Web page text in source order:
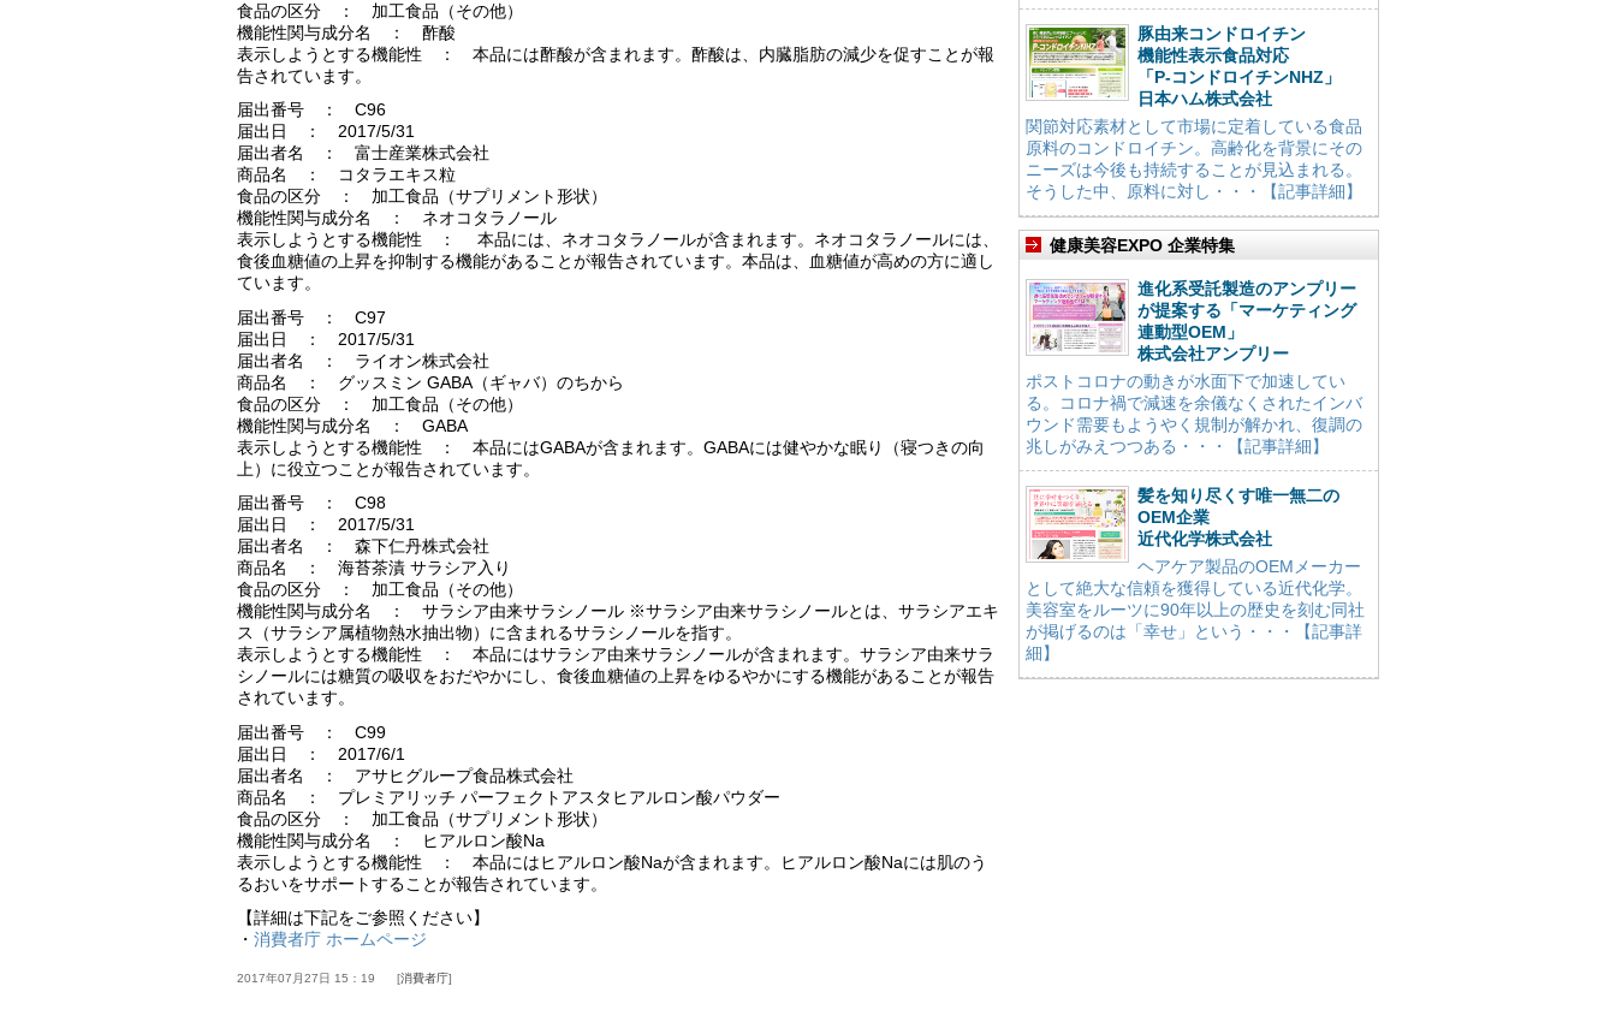
食品の区分 ： 加工食品（その他）
機能性関与成分名 ： 酢酸
表示しようとする機能性 ： 本品には酢酸が含まれます。酢酸は、内臓脂肪の減少を促すことが報
告されています。
届出番号 ： C96
届出日 ： 2017/5/31
届出者名 ： 富士産業株式会社
商品名 ： コタラエキス粒
食品の区分 ： 加工食品（サプリメント形状）
機能性関与成分名 ： ネオコタラノール
表示しようとする機能性 ： 本品には、ネオコタラノールが含まれます。ネオコタラノールには、
食後血糖値の上昇を抑制する機能があることが報告されています。本品は、血糖値が高めの方に適し
ています。
届出番号 ： C97
届出日 ： 2017/5/31
届出者名 ： ライオン株式会社
商品名 ： グッスミン GABA（ギャバ）のちから
食品の区分 ： 加工食品（その他）
機能性関与成分名 ： GABA
表示しようとする機能性 ： 本品にはGABAが含まれます。GABAには健やかな眠り（寝つきの向
上）に役立つことが報告されています。
届出番号 ： C98
届出日 ： 2017/5/31
届出者名 ： 森下仁丹株式会社
商品名 ： 海苔茶漬 サラシア入り
食品の区分 ： 加工食品（その他）
機能性関与成分名 ： サラシア由来サラシノール ※サラシア由来サラシノールとは、サラシアエキ
ス（サラシア属植物熱水抽出物）に含まれるサラシノールを指す。
表示しようとする機能性 ： 本品にはサラシア由来サラシノールが含まれます。サラシア由来サラ
シノールには糖質の吸収をおだやかにし、食後血糖値の上昇をゆるやかにする機能があることが報告
されています。
届出番号 ： C99
届出日 ： 2017/6/1
届出者名 ： アサヒグループ食品株式会社
商品名 ： プレミアリッチ パーフェクトアスタヒアルロン酸パウダー
食品の区分 ： 加工食品（サプリメント形状）
機能性関与成分名 ： ヒアルロン酸Na
表示しようとする機能性 ： 本品にはヒアルロン酸Naが含まれます。ヒアルロン酸Naには肌のう
るおいをサポートすることが報告されています。
【詳細は下記をご参照ください】
・ 消費者庁 ホームページ
2017年07月27日 15：19 消費者庁
豚由来コンドロイチン
機能性表示食品対応
「P-コンドロイチンNHZ」
日本ハム株式会社
関節対応素材として市場に定着している食品
原料のコンドロイチン。高齢化を背景にその
ニーズは今後も持続することが見込まれる。
そうした中、原料に対し・・・【記事詳細】
健康美容EXPO 企業特集
進化系受託製造のアンプリー
が提案する「マーケティング
連動型OEM」
株式会社アンプリー
ポストコロナの動きが水面下で加速してい
る。コロナ禍で減速を余儀なくされたインバ
ウンド需要もようやく規制が解かれ、復調の
兆しがみえつつある・・・【記事詳細】
髪を知り尽くす唯一無二の
OEM企業
近代化学株式会社
ヘアケア製品のOEMメーカー
として絶大な信頼を獲得している近代化学。
美容室をルーツに90年以上の歴史を刻む同社
が掲げるのは「幸せ」という・・・【記事詳
細】